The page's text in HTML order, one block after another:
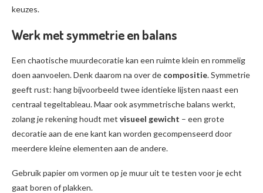
keuzes.
Werk met symmetrie en balans
Een chaotische muurdecoratie kan een ruimte klein en rommelig
doen aanvoelen. Denk daarom na over de compositie. Symmetrie
geeft rust: hang bijvoorbeeld twee identieke lijsten naast een
centraal tegeltableau. Maar ook asymmetrische balans werkt,
zolang je rekening houdt met visueel gewicht – een grote
decoratie aan de ene kant kan worden gecompenseerd door
meerdere kleine elementen aan de andere.
Gebruik papier om vormen op je muur uit te testen voor je echt
gaat boren of plakken.